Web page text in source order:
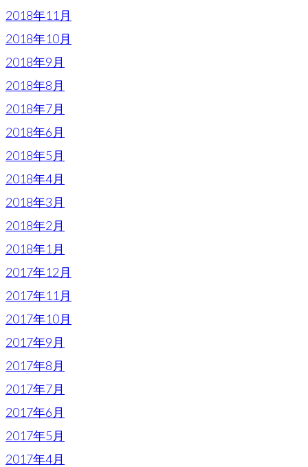
2018年11月
2018年10月
2018年9月
2018年8月
2018年7月
2018年6月
2018年5月
2018年4月
2018年3月
2018年2月
2018年1月
2017年12月
2017年11月
2017年10月
2017年9月
2017年8月
2017年7月
2017年6月
2017年5月
2017年4月